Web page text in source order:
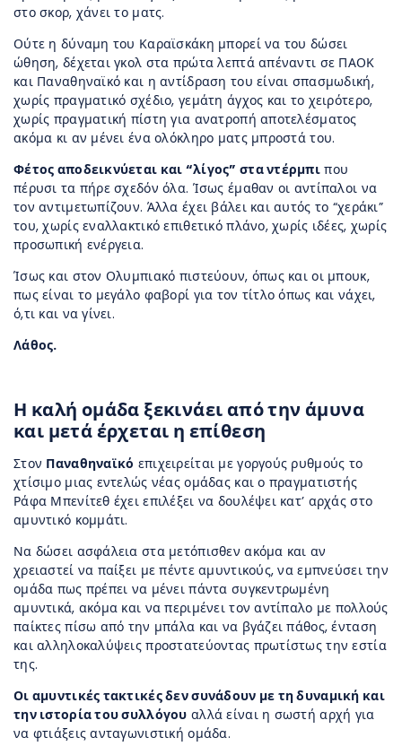
στο σκορ, χάνει το ματς.
Ούτε η δύναμη του Καραϊσκάκη μπορεί να του δώσει
ώθηση, δέχεται γκολ στα πρώτα λεπτά απέναντι σε ΠΑΟΚ
και Παναθηναϊκό και η αντίδραση του είναι σπασμωδική,
χωρίς πραγματικό σχέδιο, γεμάτη άγχος και το χειρότερο,
χωρίς πραγματική πίστη για ανατροπή αποτελέσματος
ακόμα κι αν μένει ένα ολόκληρο ματς μπροστά του.
Φέτος αποδεικνύεται και “λίγος” στα ντέρμπι που
πέρυσι τα πήρε σχεδόν όλα. Ίσως έμαθαν οι αντίπαλοι να
τον αντιμετωπίζουν. Άλλα έχει βάλει και αυτός το “χεράκι”
του, χωρίς εναλλακτικό επιθετικό πλάνο, χωρίς ιδέες, χωρίς
προσωπική ενέργεια.
Ίσως και στον Ολυμπιακό πιστεύουν, όπως και οι μπουκ,
πως είναι το μεγάλο φαβορί για τον τίτλο όπως και νάχει,
ό,τι και να γίνει.
Λάθος.
Η καλή ομάδα ξεκινάει από την άμυνα
και μετά έρχεται η επίθεση
Στον Παναθηναϊκό επιχειρείται με γοργούς ρυθμούς το
χτίσιμο μιας εντελώς νέας ομάδας και ο πραγματιστής
Ράφα Μπενίτεθ έχει επιλέξει να δουλέψει κατ’ αρχάς στο
αμυντικό κομμάτι.
Να δώσει ασφάλεια στα μετόπισθεν ακόμα και αν
χρειαστεί να παίξει με πέντε αμυντικούς, να εμπνεύσει την
ομάδα πως πρέπει να μένει πάντα συγκεντρωμένη
αμυντικά, ακόμα και να περιμένει τον αντίπαλο με πολλούς
παίκτες πίσω από την μπάλα και να βγάζει πάθος, ένταση
και αλληλοκαλύψεις προστατεύοντας πρωτίστως την εστία
της.
Οι αμυντικές τακτικές δεν συνάδουν με τη δυναμική και
την ιστορία του συλλόγου αλλά είναι η σωστή αρχή για
να φτιάξεις ανταγωνιστική ομάδα.